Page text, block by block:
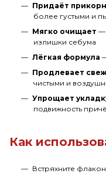
Придаёт
более густыми и
Мягко очищает —
излишки себума
Лёгкая формула
Продлевает
чистыми и
Упрощает
подвижность
Как
Встряхните